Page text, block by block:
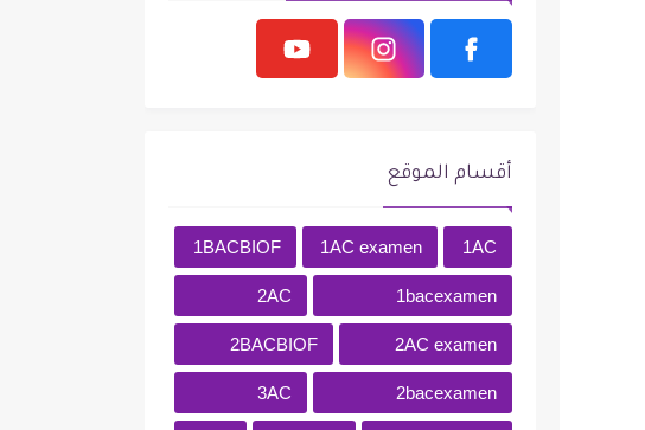
أقسام الموقع
1AC
1AC examen
1BACBIOF
1bacexamen
2AC
2AC examen
2BACBIOF
2bacexamen
3AC